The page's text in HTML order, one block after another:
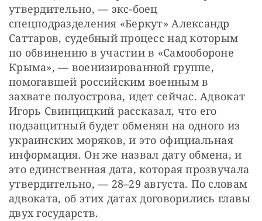
утвердительно, — экс-боец
спецподразделения «Беркут» Александр
Саттаров, судебный процесс над которым
по обвинению в участии в «Самообороне
Крыма», — военизированной группе,
помогавшей российским военным в
захвате полуострова, идет сейчас. Адвокат
Игорь Свинцицкий рассказал, что его
подзащитный будет обменян на одного из
украинских моряков, и это официальная
информация. Он же назвал дату обмена, и
это единственная дата, которая прозвучала
утвердительно, — 28–29 августа. По словам
адвоката, об этих датах договорились главы
двух государств.